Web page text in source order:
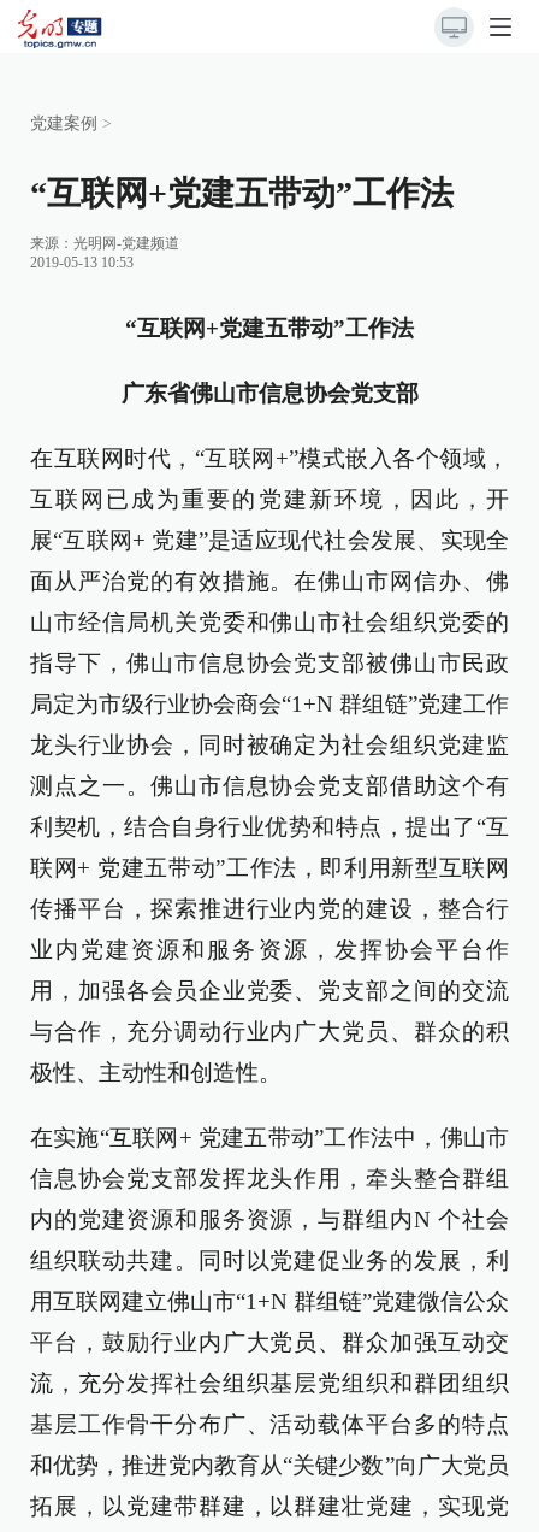
党建案例 >
“互联网+党建五带动”工作法
来源： 光明网-党建频道
2019-05-13 10:53
“互联网+党建五带动”工作法
广东省佛山市信息协会党支部
在互联网时代，“互联网+”模式嵌入各个领域，
互联网已成为重要的党建新环境，因此，开
展“互联网+ 党建”是适应现代社会发展、实现全
面从严治党的有效措施。在佛山市网信办、佛
山市经信局机关党委和佛山市社会组织党委的
指导下，佛山市信息协会党支部被佛山市民政
局定为市级行业协会商会“1+N 群组链”党建工作
龙头行业协会，同时被确定为社会组织党建监
测点之一。佛山市信息协会党支部借助这个有
利契机，结合自身行业优势和特点，提出了“互
联网+ 党建五带动”工作法，即利用新型互联网
传播平台，探索推进行业内党的建设，整合行
业内党建资源和服务资源，发挥协会平台作
用，加强各会员企业党委、党支部之间的交流
与合作，充分调动行业内广大党员、群众的积
极性、主动性和创造性。
在实施“互联网+ 党建五带动”工作法中，佛山市
信息协会党支部发挥龙头作用，牵头整合群组
内的党建资源和服务资源，与群组内N 个社会
组织联动共建。同时以党建促业务的发展，利
用互联网建立佛山市“1+N 群组链”党建微信公众
平台，鼓励行业内广大党员、群众加强互动交
流，充分发挥社会组织基层党组织和群团组织
基层工作骨干分布广、活动载体平台多的特点
和优势，推进党内教育从“关键少数”向广大党员
拓展，以党建带群建，以群建壮党建，实现党